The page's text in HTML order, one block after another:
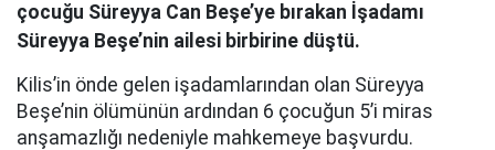
çocuğu Süreyya Can Beşe’ye bırakan İşadamı
Süreyya Beşe’nin ailesi birbirine düştü.
Kilis’in önde gelen işadamlarından olan Süreyya
Beşe’nin ölümünün ardından 6 çocuğun 5’i miras
anşamazlığı nedeniyle mahkemeye başvurdu.